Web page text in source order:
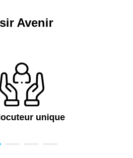
Avenir
unique